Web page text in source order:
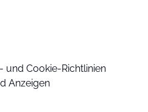
und Cookie-Richtlinien
Anzeigen